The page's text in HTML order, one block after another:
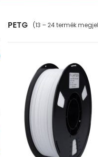
PETG (13 – 24 termék